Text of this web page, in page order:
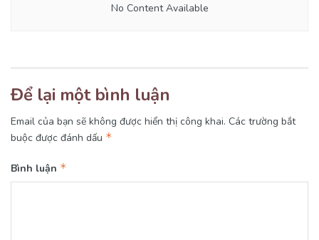
No Content Available
Để lại một bình luận
Email của bạn sẽ không được hiển thị công khai. Các trường bắt
buộc được đánh dấu *
Bình luận *